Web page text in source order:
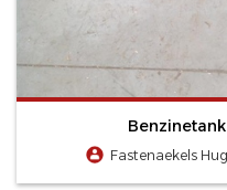
Fastenaekels